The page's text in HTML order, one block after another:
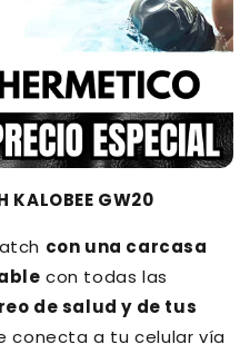
KALOBEE GW20
con una carcasa
con todas las
de salud y de tus
conecta a tu celular vía